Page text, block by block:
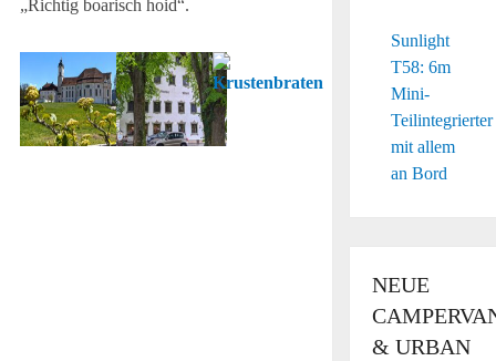
„Richtig boarisch hoid“.
Die
Wieskirch
lädt
zu
zum
Gasthof
klassisch-
bayerische
Kruschtnbratn
Sunlight
T58: 6m
Mini-
Teilintegrierter
mit allem
an Bord
NEUE
& URBAN